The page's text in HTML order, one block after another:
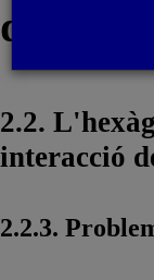
del pla
2.2.
interacció
2.2.3.